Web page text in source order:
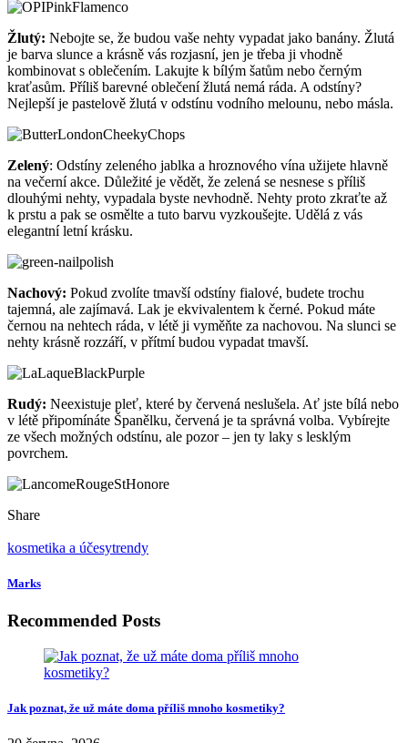
1492
Chcete vědět, jaké laky tohle léto užijete? Představujeme sedm
barevných laků na nehty, které dodají o prázdninách vašemu outfitu
ten správný šmrnc.
Modrý: Modrý lak na nehty je zábavný a v letních parnech
nešlápnete s odstíny džínoviny, kobaltu a tyrkysu.
Korálový:Oranžová barva v odstínu korálů nebo broskví krásně
kontrastuje s opálenou pletí. Zkuste si představit, jak ruce pokládáte
na prosluněnou kůži. Kdy jindy si tento kontrast užít do sytosti.
z teplých barev.
Růžový:Pokud se chcete trochu více odvázat a milujete dívčí styl,
růžový lak bude to pravé. Je provokativní a holčičí. Léto je pro něj
třicet. Vybírejte odstíny jahodové a ostré růžové. Starorůžovou nebo
Žlutý:Nebojte se, že budou vaše nehty vypadat jako banány. Žlutá
kombinovat s oblečením. Lakujte k bílým šatům nebo černým
Nejlepší je pastelově žlutá v odstínu vodního melounu, nebo másla.
Zelený
dlouhými nehty, vypadala byste nevhodně. Nehty proto zkraťte až
k prstu a pak se osmělte a tuto barvu vyzkoušejte. Udělá z vás
elegantní letní krásku.
Nachový:Pokud zvolíte tmavší odstíny fialové, budete trochu